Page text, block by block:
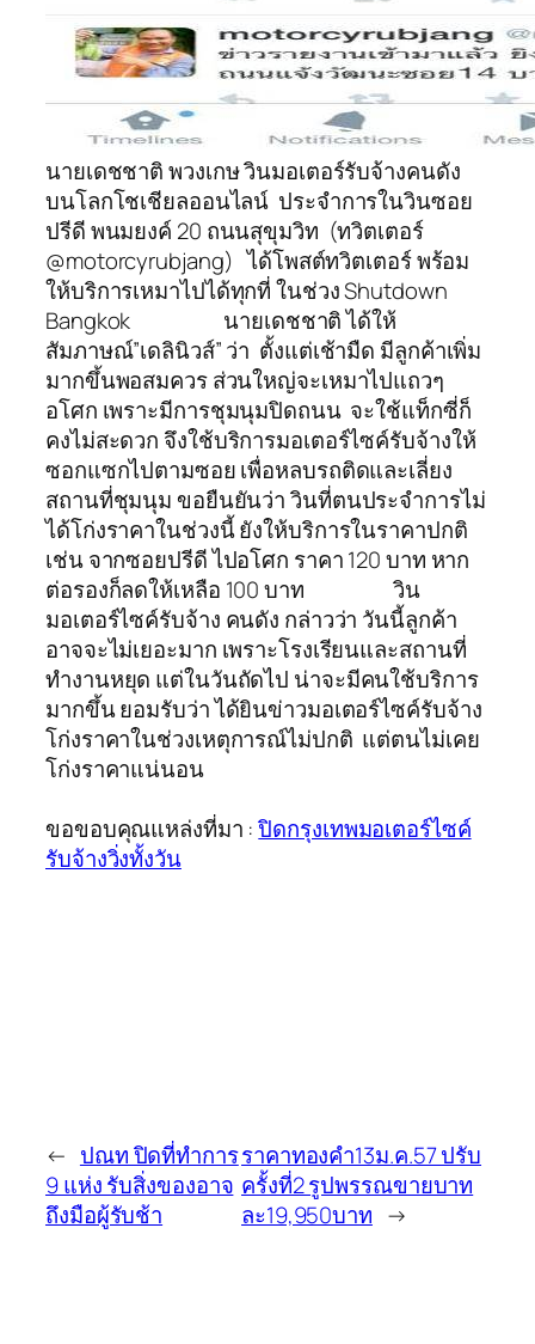
นายเดชชาติ พวงเกษ วินมอเตอร์รับจ้างคนดัง
บนโลกโชเชียลออนไลน์ ประจำการในวินซอย
ปรีดี พนมยงค์ 20 ถนนสุขุมวิท (ทวิตเตอร์
@motorcyrubjang) ได้โพสต์ทวิตเตอร์ พร้อม
ให้บริการเหมาไปได้ทุกที่ ในช่วง Shutdown
Bangkok นายเดชชาติ ได้ให้
สัมภาษณ์”เดลินิวส์” ว่า ตั้งแต่เช้ามืด มีลูกค้าเพิ่ม
มากขึ้นพอสมควร ส่วนใหญ่จะเหมาไปแถวๆ
อโศก เพราะมีการชุมนุมปิดถนน จะใช้แท็กซี่ก็
คงไม่สะดวก จึงใช้บริการมอเตอร์ไซค์รับจ้างให้
ซอกแซกไปตามซอย เพื่อหลบรถติดและเลี่ยง
สถานที่ชุมนุม ขอยืนยันว่า วินที่ตนประจำการไม่
ได้โก่งราคาในช่วงนี้ ยังให้บริการในราคาปกติ
เช่น จากซอยปรีดี ไปอโศก ราคา 120 บาท หาก
ต่อรองก็ลดให้เหลือ 100 บาท วิน
มอเตอร์ไซค์รับจ้าง คนดัง กล่าวว่า วันนี้ลูกค้า
อาจจะไม่เยอะมาก เพราะโรงเรียนและสถานที่
ทำงานหยุด แต่ในวันถัดไป น่าจะมีคนใช้บริการ
มากขึ้น ยอมรับว่า ได้ยินข่าวมอเตอร์ไซค์รับจ้าง
โก่งราคาในช่วงเหตุการณ์ไม่ปกติ แต่ตนไม่เคย
โก่งราคาแน่นอน
ขอขอบคุณแหล่งที่มา :ปิดกรุงเทพมอเตอร์ไซค์
รับจ้างวิ่งทั้งวัน
← ปณท ปิดที่ทำการ
9 แห่ง รับสิ่งของอาจ
ถึงมือผู้รับช้า
ราคาทองคำ13ม.ค.57 ปรับ
ครั้งที่2 รูปพรรณขายบาท
ละ19,950บาท →